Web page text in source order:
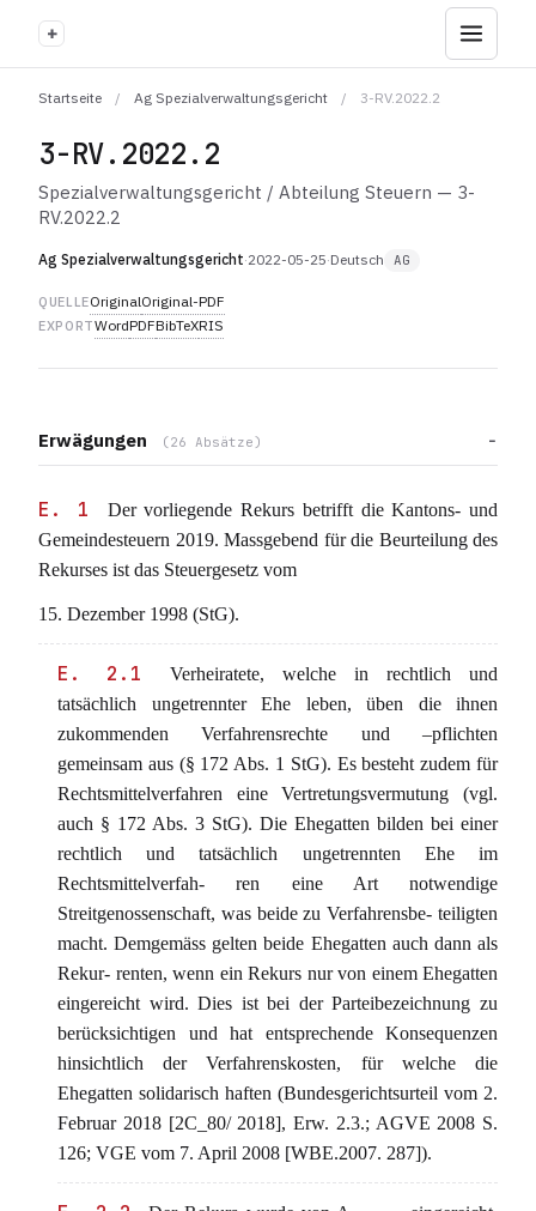
+
Startseite / Ag Spezialverwaltungsgericht / 3-RV.2022.2
3-RV.2022.2
Spezialverwaltungsgericht / Abteilung Steuern — 3-
RV.2022.2
Ag Spezialverwaltungsgericht·2022-05-25·Deutsch AG
QUELLEOriginalOriginal-PDF
EXPORTWordPDFBibTeXRIS
Erwägungen (26 Absätze)
E. 1
Der vorliegende Rekurs betrifft die Kantons- und
Gemeindesteuern 2019. Massgebend für die Beurteilung des
Rekurses ist das Steuergesetz vom
15. Dezember 1998 (StG).
E. 2.1
Verheiratete, welche in rechtlich und
tatsächlich ungetrennter Ehe leben, üben die ihnen
zukommenden Verfahrensrechte und –pflichten
gemeinsam aus (§ 172 Abs. 1 StG). Es besteht zudem für
Rechtsmittelverfahren eine Vertretungsvermutung (vgl.
auch § 172 Abs. 3 StG). Die Ehegatten bilden bei einer
rechtlich und tatsächlich ungetrennten Ehe im
Rechtsmittelverfah- ren eine Art notwendige
Streitgenossenschaft, was beide zu Verfahrensbe- teiligten
macht. Demgemäss gelten beide Ehegatten auch dann als
Rekur- renten, wenn ein Rekurs nur von einem Ehegatten
eingereicht wird. Dies ist bei der Parteibezeichnung zu
berücksichtigen und hat entsprechende Konsequenzen
hinsichtlich der Verfahrenskosten, für welche die
Ehegatten solidarisch haften (Bundesgerichtsurteil vom 2.
Februar 2018 [2C_80/ 2018], Erw. 2.3.; AGVE 2008 S.
126; VGE vom 7. April 2008 [WBE.2007. 287]).